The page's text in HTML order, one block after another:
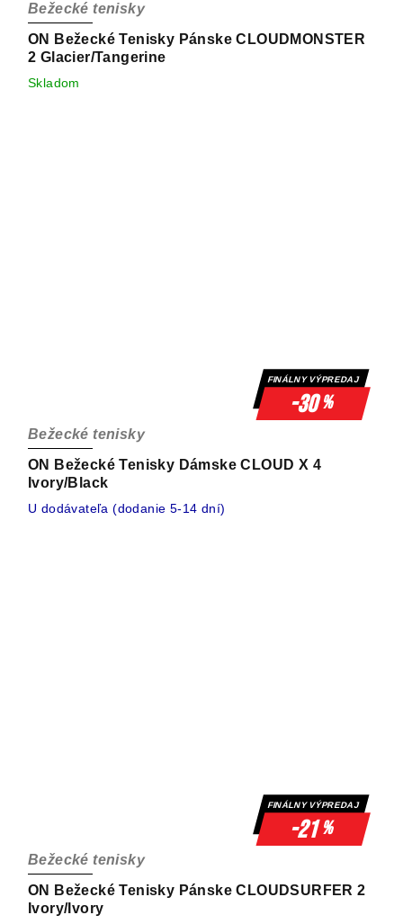
ON Bežecké Tenisky Pánske CLOUDMONSTER
2 Glacier/Tangerine
Bežecké tenisky
Skladom
FINÁLNY VÝPREDAJ
-30%
ON Bežecké Tenisky Dámske CLOUD X 4
Ivory/Black
Bežecké tenisky
U dodávateľa (dodanie 5-14 dní)
FINÁLNY VÝPREDAJ
-21%
ON Bežecké Tenisky Pánske CLOUDSURFER 2
Ivory/Ivory
Bežecké tenisky